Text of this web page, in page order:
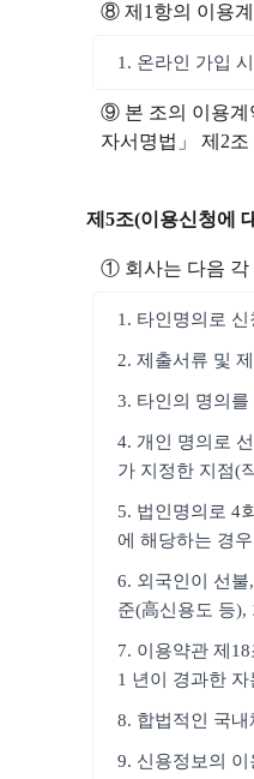
⑧ 제1항의 이용계
1. 온라인 가입
⑨ 본 조의 이용계
자서명법」 제2
제5조(이용신청에
① 회사는 다음 각
1. 타인명의로
2. 제출서류 및
3. 타인의 명의
4. 개인 명의로
가 지정한 지점(
5. 법인명의로 4
에 해당하는 경
6. 외국인이 선
준(高신용도 등),
7. 이용약관 제
1 년이 경과한
8. 합법적인 국
9. 신용정보의